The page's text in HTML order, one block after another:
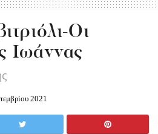
Οι
Ιωάννας
2021